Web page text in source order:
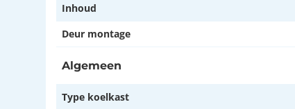
Inhoud
Deur montage
Algemeen
Type koelkast